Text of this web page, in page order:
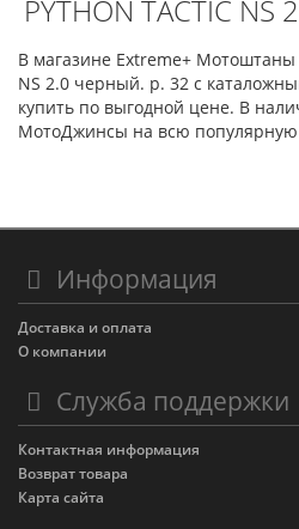
PYTHON TACTIC
В магазине Extreme+ Мотоштаны
NS 2.0 черный. р. 32 с
купить по выгодной цене. В
МотоДжинсы на всю популярную
Информация
Доставка и оплата
О компании
Служба поддержки
Контактная информация
Возврат товара
Карта сайта